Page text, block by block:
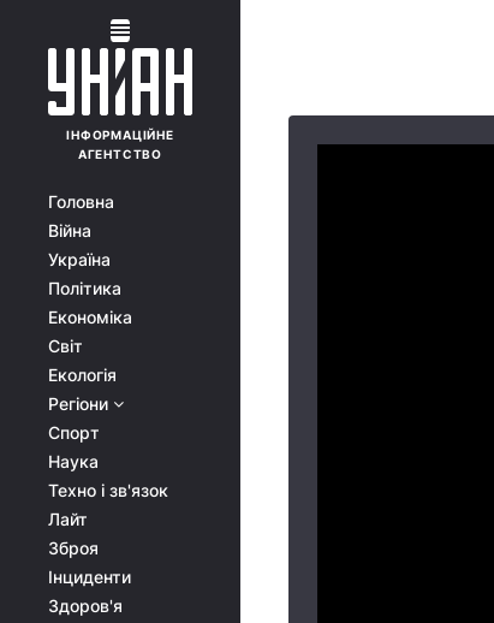
ІНФОРМАЦІЙНЕ
АГЕНТСТВО
Головна
Війна
Україна
Політика
Економіка
Світ
Екологія
Регіони
Спорт
Наука
Техно і зв'язок
Лайт
Зброя
Інциденти
Здоров'я